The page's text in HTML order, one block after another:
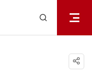
열기